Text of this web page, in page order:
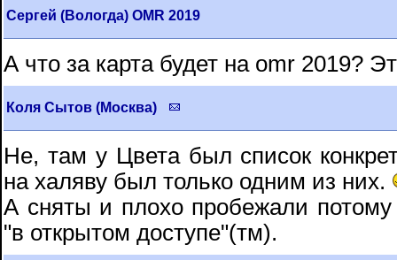
Сергей (Вологда) OMR 2019
А что за карта будет на omr 2019?
Коля Сытов (Москва)
Не, там у Цвета был список
на халяву был только одним из них.
А сняты и плохо пробежали
"в открытом доступе"(тм).